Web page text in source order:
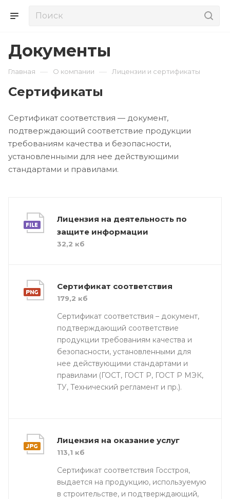
Документы
Главная — О компании — Лицензии и сертификаты
Сертификаты
Сертификат соответствия — документ,
подтверждающий соответствие продукции
требованиям качества и безопасности,
установленными для нее действующими
стандартами и правилами.
Лицензия на деятельность по
защите информации
32,2 кб
Сертификат соответствия
179,2 кб
Сертификат соответствия – документ,
подтверждающий соответствие
продукции требованиям качества и
безопасности, установленными для
нее действующими стандартами и
правилами (ГОСТ, ГОСТ Р, ГОСТ Р МЭК,
ТУ, Технический регламент и пр.).
Лицензия на оказание услуг
113,1 кб
Сертификат соответствия Госстроя,
выдается на продукцию, используемую
в строительстве, и подтверждающий,